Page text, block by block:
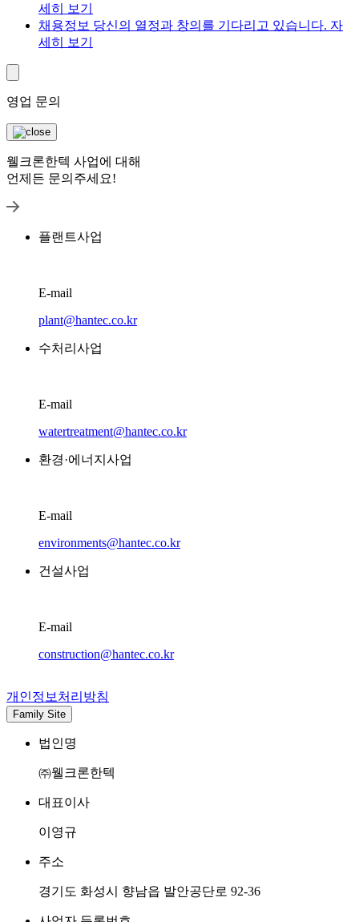
세히 보기
채용정보 당신의 열정과 창의를 기다리고 있습니다. 자
세히 보기
영업 문의
웰크론한텍 사업에 대해
언제든 문의주세요!
플랜트사업
E-mail
plant@hantec.co.kr
수처리사업
E-mail
watertreatment@hantec.co.kr
환경·에너지사업
E-mail
environments@hantec.co.kr
건설사업
E-mail
construction@hantec.co.kr
개인정보처리방침
Family Site
법인명
㈜웰크론한텍
대표이사
이영규
주소
경기도 화성시 향남읍 발안공단로 92-36